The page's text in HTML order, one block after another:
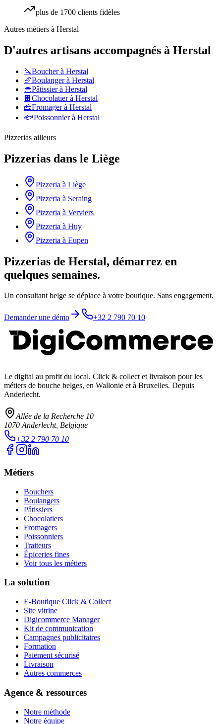
plus de 1700 clients fidèles
Autres métiers à Herstal
D'autres artisans accompagnés à Herstal
🔪Boucherà Herstal
🥖Boulangerà Herstal
🧁Pâtissierà Herstal
🍫 Chocolatierà Herstal
🧀Fromagerà Herstal
🐟Poissonnierà Herstal
Pizzerias ailleurs
Pizzerias dans le Liège
Pizzeria à Liège
Pizzeria à Seraing
Pizzeria à Verviers
Pizzeria à Huy
Pizzeria à Eupen
Pizzerias de Herstal, démarrez en
quelques semaines.
Un consultant belge se déplace à votre boutique. Sans engagement.
Demander une démo +32 2 790 70 10
Le digital au profit du local. Click & collect et livraison pour les
métiers de bouche belges, en Wallonie et à Bruxelles. Depuis
Anderlecht.
Allée de la Recherche 10
1070 Anderlecht, Belgique
+32 2 790 70 10
Métiers
Bouchers
Boulangers
Pâtissiers
Chocolatiers
Fromagers
Poissonniers
Traiteurs
Épiceries fines
Voir tous les métiers
La solution
E-Boutique Click & Collect
Site vitrine
Digicommerce Manager
Kit de communication
Campagnes publicitaires
Formation
Paiement sécurisé
Livraison
Autres commerces
Agence & ressources
Notre méthode
Notre équipe